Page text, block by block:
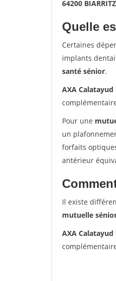
64200 BIARRITZ
Quelle
Certaines
implants
santé sénior.
AXA
Pour une
un
forfaits
antérieur
Il existe
mutuelle
AXA